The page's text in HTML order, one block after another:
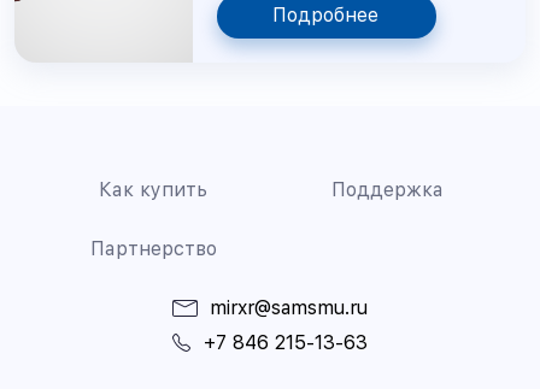
Подробнее
Как купить Поддержка
Партнерство
mirxr@samsmu.ru
+7 846 215-13-63